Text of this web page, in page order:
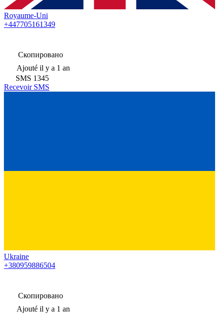
Royaume-Uni
+447705161349
Скопировано
Ajouté il y a 1 an
SMS 1345
Recevoir SMS
Ukraine
+380959886504
Скопировано
Ajouté il y a 1 an